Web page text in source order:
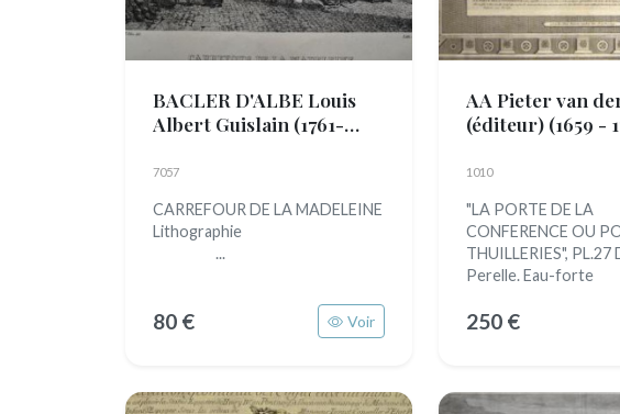
BACLER D'ALBE Louis
Albert Guislain (1761-
7057
CARREFOUR DE LA MADELEINE
Lithographie
...
80 € Voir
AA Pieter van
(éditeur) (1659 -
1010
"LA PORTE DE LA
CONFERENCE OU
THUILLERIES", PL.27
Perelle. Eau-forte
250 €